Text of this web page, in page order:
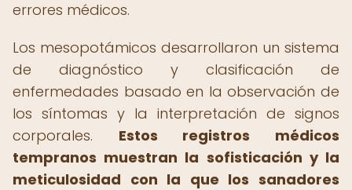
errores médicos.
Los mesopotámicos desarrollaron un sistema
de diagnóstico y clasificación de
enfermedades basado en la observación de
los síntomas y la interpretación de signos
corporales. Estos registros médicos
tempranos muestran la sofisticación y la
meticulosidad con la que los sanadores